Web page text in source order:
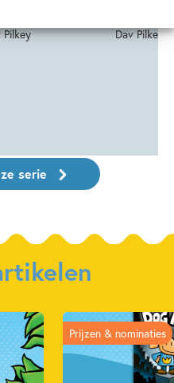
Pilkey Dav Pilkey
serie
Prijzen & nominaties